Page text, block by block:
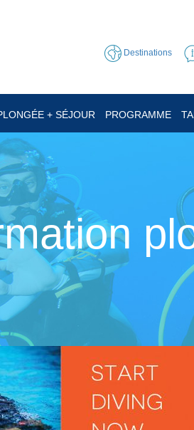
Destinations
+ SÉJOUR PROGRAMME